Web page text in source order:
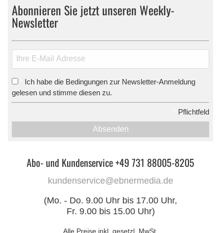
Abonnieren Sie jetzt unseren Weekly-
Newsletter
Ich habe die Bedingungen zur Newsletter-Anmeldung
gelesen und stimme diesen zu.
Pflichtfeld
Absenden
Abo- und Kundenservice +49 731 88005-8205
kundenservice@ebnermedia.de
(Mo. - Do. 9.00 Uhr bis 17.00 Uhr,
Fr. 9.00 bis 15.00 Uhr)
Alle Preise inkl. gesetzl. MwSt.